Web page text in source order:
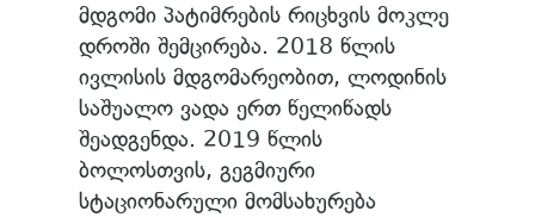
მდგომი პატიმრების რიცხვის მოკლე
დროში შემცირება. 2018 წლის
ივლისის მდგომარეობით, ლოდინის
საშუალო ვადა ერთ წელიწადს
შეადგენდა. 2019 წლის
ბოლოსთვის, გეგმიური
სტაციონარული მომსახურება